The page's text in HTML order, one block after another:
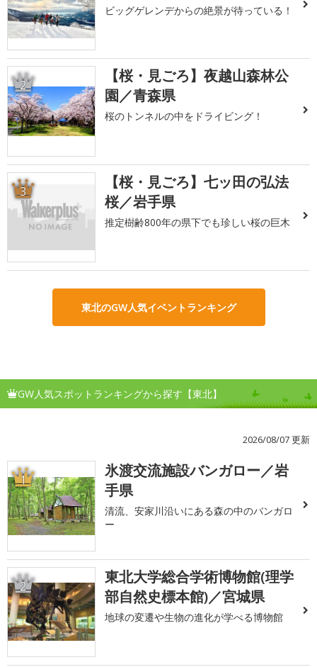
ビッグゲレンデからの絶景が待っている！
2
【桜・見ごろ】夜越山森林公
園／青森県
桜のトンネルの中をドライビング！
3
【桜・見ごろ】七ッ田の弘法
桜／岩手県
推定樹齢800年の県下でも珍しい桜の巨木
東北のGW人気イベントランキング
GW人気スポットランキングから探す【東北】
2026/08/07 更新
1
氷渡交流施設バンガロー／岩
手県
清流、安家川沿いにある森の中のバンガロ
ー
2
東北大学総合学術博物館(理学
部自然史標本館)／宮城県
地球の変遷や生物の進化が学べる博物館